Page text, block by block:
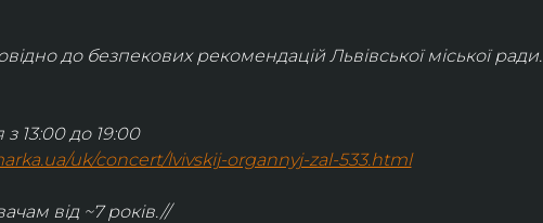
до безпекових рекомендацій Львівської міської ради.
13:00 до 19:00
uk/concert/lvivskij-organnyj-zal-533.html
від ~7 років.//